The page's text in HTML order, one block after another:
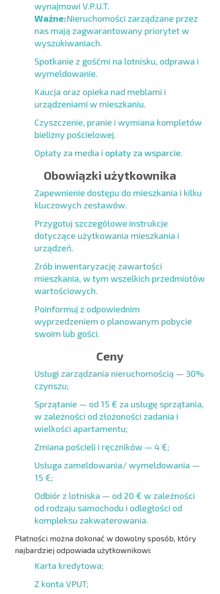
wynajmowi V.P.U.T.
Ważne:Nieruchomości zarządzane przez
nas mają zagwarantowany priorytet w
wyszukiwaniach.
Spotkanie z gośćmi na lotnisku, odprawa i
wymeldowanie.
Kaucja oraz opieka nad meblami i
urządzeniami w mieszkaniu.
Czyszczenie, pranie i wymiana kompletów
bielizny pościelowej.
Opłaty za media i opłaty za wsparcie.
Obowiązki użytkownika
Zapewnienie dostępu do mieszkania i kilku
kluczowych zestawów.
Przygotuj szczegółowe instrukcje
dotyczące użytkowania mieszkania i
urządzeń.
Zrób inwentaryzację zawartości
mieszkania, w tym wszelkich przedmiotów
wartościowych.
Poinformuj z odpowiednim
wyprzedzeniem o planowanym pobycie
swoim lub gości.
Ceny
Usługi zarządzania nieruchomością — 30%
czynszu;
Sprzątanie — od 15 € za usługę sprzątania,
w zależności od złożoności zadania i
wielkości apartamentu;
Zmiana pościeli i ręczników — 4 €;
Usługa zameldowania/ wymeldowania —
15 €;
Odbiór z lotniska — od 20 € w zależności
od rodzaju samochodu i odległości od
kompleksu zakwaterowania.
Płatności można dokonać w dowolny sposób, który
najbardziej odpowiada użytkownikowi:
Karta kredytowa;
Z konta VPUT;